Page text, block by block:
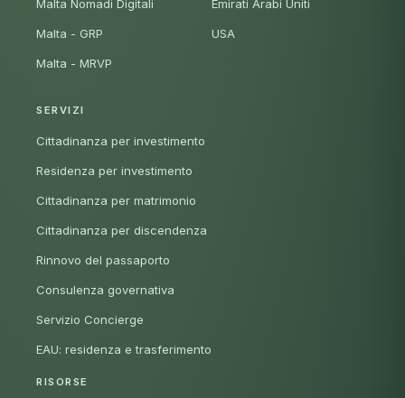
Malta Nomadi Digitali
Malta - GRP
Malta - MRVP
Emirati Arabi Uniti
USA
SERVIZI
Cittadinanza per investimento
Residenza per investimento
Cittadinanza per matrimonio
Cittadinanza per discendenza
Rinnovo del passaporto
Consulenza governativa
Servizio Concierge
EAU: residenza e trasferimento
RISORSE